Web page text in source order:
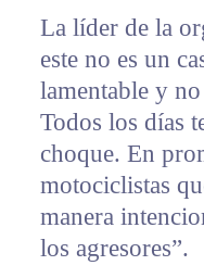
La líder de la
este no es un
lamentable y
Todos los días
choque. En
motociclistas
manera
los agresores”.